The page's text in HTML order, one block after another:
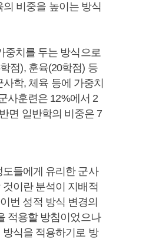
비중을 높이는 방식
중치를 두는 방식으로
점), 훈육(20학점) 등
학, 체육 등에 가중치
사훈련은 12%에서 2
면 일반학의 비중은 7
들에게 유리한 군사
이란 분석이 지배적
번 성적 방식 변경의
적용할 방침이었으나
식을 적용하기로 방